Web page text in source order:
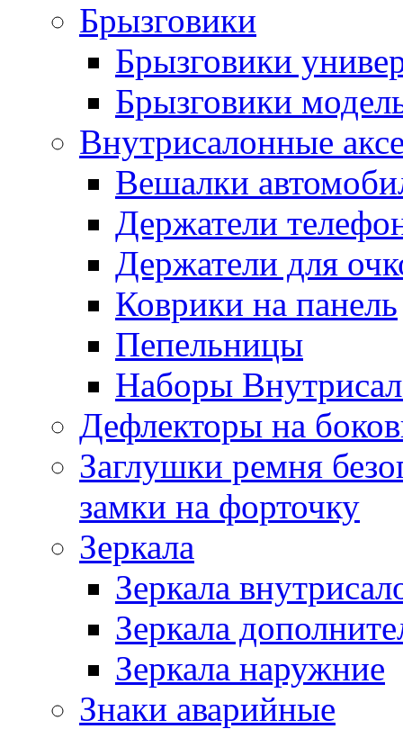
Брызговики
Брызговики
Брызговики
Внутрисалонные
Вешалки
Держатели
Держатели для
Коврики на панель
Пепельницы
Наборы
Дефлекторы на
Заглушки ремня
замки на форточку
Зеркала
Зеркала
Зеркала
Зеркала наружние
Знаки аварийные